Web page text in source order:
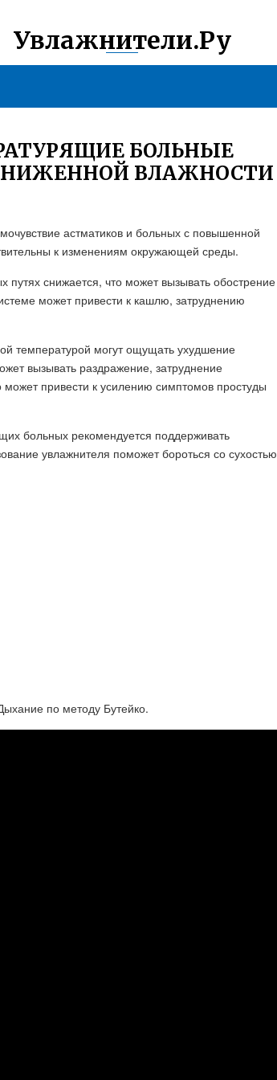
Увлажнители.Ру
БОЛЬНЫЕ
ВЛАЖНОСТИ
астматиков и больных с повышенной
к изменениям окружающей среды.
путях снижается, что может вызывать обострение
может привести к кашлю, затруднению
температурой могут ощущать ухудшение
вызывать раздражение, затруднение
привести к усилению симптомов простуды
больных рекомендуется поддерживать
увлажнителя поможет бороться со сухостью
по методу Бутейко.